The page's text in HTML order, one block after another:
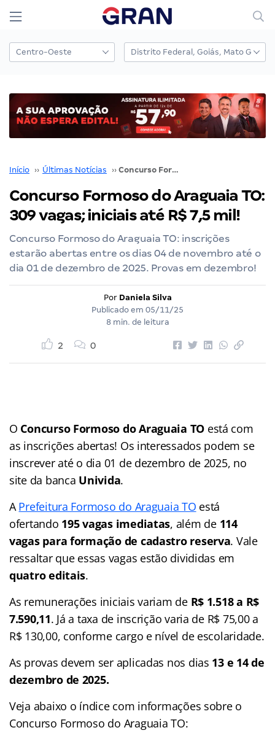
Início ›› Últimas Notícias ›› Concurso Formoso do Araguaia TO: 309 vagas; iniciais até R$ 7,5 mil!
Concurso Formoso do Araguaia TO:
309 vagas; iniciais até R$ 7,5 mil!
Concurso Formoso do Araguaia TO: inscrições
estarão abertas entre os dias 04 de novembro até o
dia 01 de dezembro de 2025. Provas em dezembro!
Por Daniela Silva
Publicado em 05/11/25
8 min. de leitura
2 0
O Concurso Formoso do Araguaia TO está com
as inscrições abertas! Os interessados podem se
inscrever até o dia 01 de dezembro de 2025, no
site da banca Univida.
APrefeitura Formoso do Araguaia TO está
ofertando 195 vagas imediatas, além de 114
vagas para formação de cadastro reserva. Vale
ressaltar que essas vagas estão divididas em
quatro editais.
As remunerações iniciais variam de R$ 1.518 a R$
7.590,11. Já a taxa de inscrição varia de R$ 75,00 a
R$ 130,00, conforme cargo e nível de escolaridade.
As provas devem ser aplicadas nos dias 13 e 14 de
dezembro de 2025.
Veja abaixo o índicecom informações sobre o
Concurso Formoso do Araguaia TO: